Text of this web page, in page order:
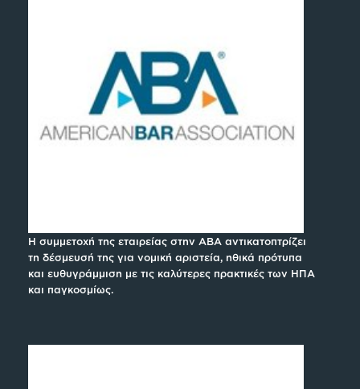
Η συμμετοχή της εταιρείας στην ABA αντικατοπτρίζει
τη δέσμευσή της για νομική αριστεία, ηθικά πρότυπα
και ευθυγράμμιση με τις καλύτερες πρακτικές των ΗΠΑ
και παγκοσμίως.